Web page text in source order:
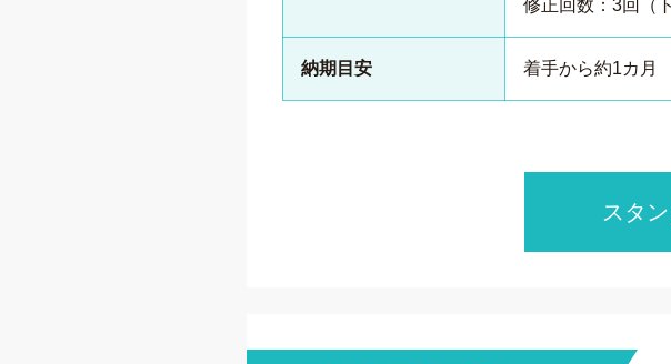
修正回数：3回（
納期目安 着手から約1カ月
スタ